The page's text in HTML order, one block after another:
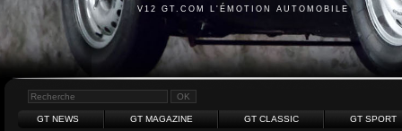
V12 GT.COM L'ÉMOTION AUTOMOBILE
GT NEWS GT MAGAZINE GT CLASSIC GT SPORT